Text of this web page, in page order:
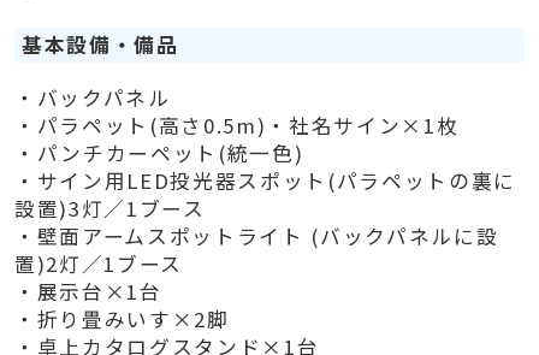
基本設備・備品
・バックパネル
・パラペット(高さ0.5m)・社名サイン×1枚
・パンチカーペット(統一色)
・サイン用LED投光器スポット(パラペットの裏に
設置)3灯／1ブース
・壁面アームスポットライト (バックパネルに設
置)2灯／1ブース
・展示台×1台
・折り畳みいす×2脚
・卓上カタログスタンド×1台